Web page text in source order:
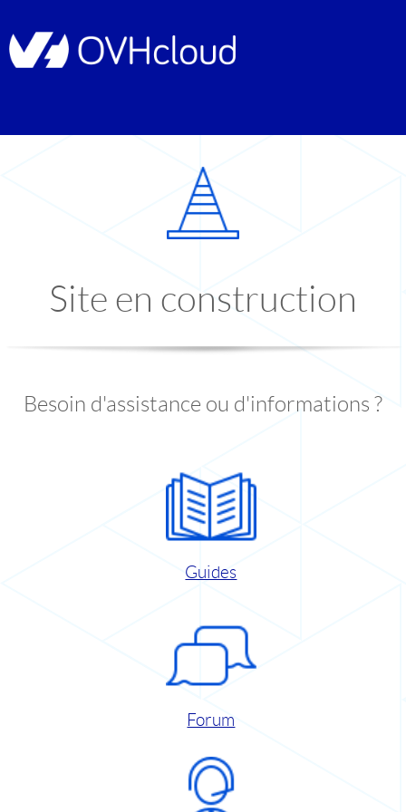
Site en construction
Besoin d'assistance ou d'informations ?
Guides
Forum